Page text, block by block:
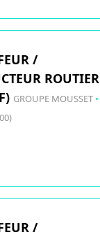
/
ROUTIER
GROUPE MOUSSET •
/